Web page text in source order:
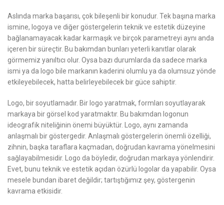
Aslında marka başarısı, çok bileşenli bir konudur. Tek başına marka
ismine, logoya ve diğer göstergelerin teknik ve estetik düzeyine
bağlanamayacak kadar karmaşık ve birçok parametreyi aynı anda
içeren bir süreçtir. Bu bakımdan bunları yeterli kanıtlar olarak
görmemiz yanıltıcı olur. Oysa bazı durumlarda da sadece marka
ismi ya da logo bile markanın kaderini olumlu ya da olumsuz yönde
etkileyebilecek, hatta belirleyebilecek bir güce sahiptir.
Logo, bir soyutlamadır. Bir logo yaratmak, formları soyutlayarak
markaya bir görsel kod yaratmaktır. Bu bakımdan logonun
ideografik niteliğinin önemi büyüktür. Logo, aynı zamanda
anlaşmalı bir göstergedir. Anlaşmalı göstergelerin önemli özelliği,
zihnin, başka taraflara kaçmadan, doğrudan kavrama yönelmesini
sağlayabilmesidir. Logo da böyledir, doğrudan markaya yönlendirir.
Evet, bunu teknik ve estetik açıdan özürlü logolar da yapabilir. Oysa
mesele bundan ibaret değildir; tartıştığımız şey, göstergenin
kavrama etkisidir.